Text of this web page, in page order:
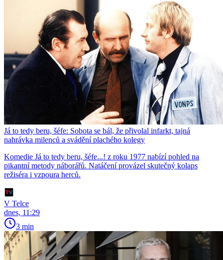
Já to tedy beru, šéfe: Sobota se bál, že přivolal infarkt, tajná
nahrávka milenců a svádění plachého kolegy
Komedie Já to tedy beru, šéfe...! z roku 1977 nabízí pohled na
pikantní metody náborářů. Natáčení provázel skutečný kolaps
režiséra i vzpoura herců.
V Telce
dnes, 11:29
3 min